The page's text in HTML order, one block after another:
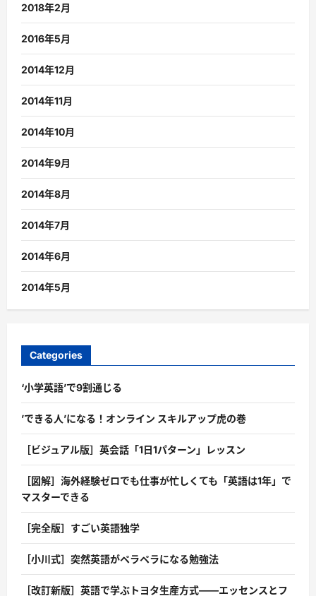
2018年2月
2016年5月
2014年12月
2014年11月
2014年10月
2014年9月
2014年8月
2014年7月
2014年6月
2014年5月
Categories
‘小学英語’で9割通じる
’できる人’になる！オンライン スキルアップ虎の巻
［ビジュアル版］英会話「1日1パターン」レッスン
［図解］海外経験ゼロでも仕事が忙しくても「英語は1年」で
マスターできる
［完全版］すごい英語独学
［小川式］突然英語がペラペラになる勉強法
［改訂新版］英語で学ぶトヨタ生産方式――エッセンスとフ